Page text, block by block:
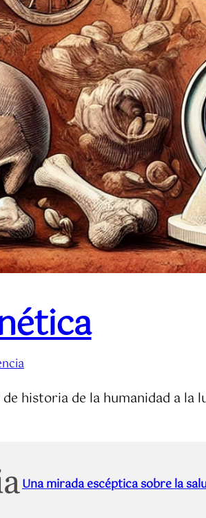
historia de la humanidad a la
Una mirada escéptica sobre la